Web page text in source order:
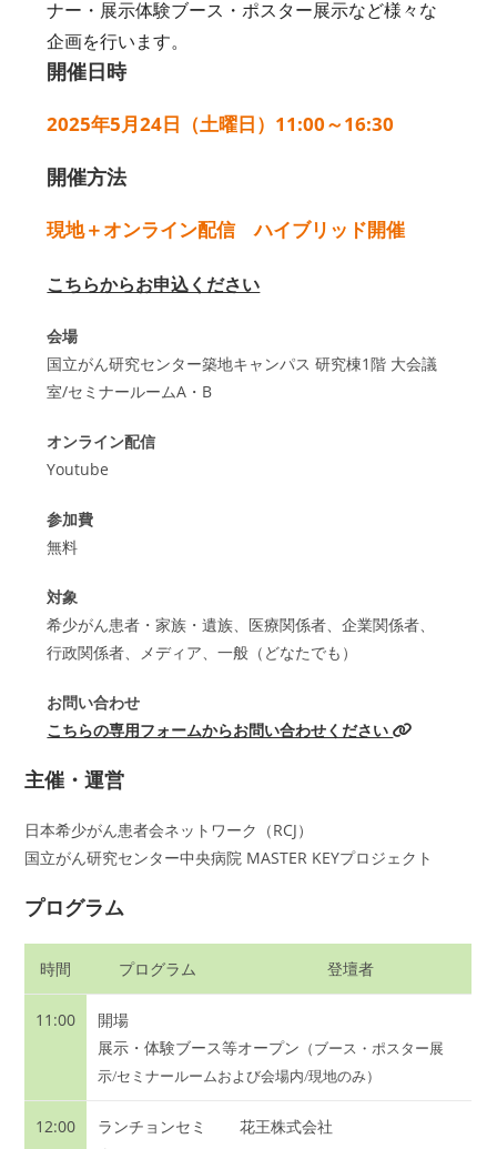
ナー・展示体験ブース・ポスター展示など様々な
企画を行います。
開催日時
2025年5月24日（土曜日）11:00～16:30
開催方法
現地＋オンライン配信 ハイブリッド開催
こちらからお申込ください
会場
国立がん研究センター築地キャンパス 研究棟1階 大会議
室/セミナールームA・B
オンライン配信
Youtube
参加費
無料
対象
希少がん患者・家族・遺族、医療関係者、企業関係者、
行政関係者、メディア、一般（どなたでも）
お問い合わせ
こちらの専用フォームからお問い合わせください
主催・運営
日本希少がん患者会ネットワーク（RCJ）
国立がん研究センター中央病院 MASTER KEYプロジェクト
プログラム
時間 プログラム 登壇者
11:00
開場
展示・体験ブース等オープン （ブース・ポスター展
示/セミナールームおよび会場内/現地のみ）
12:00
ランチョンセミ
花王株式会社